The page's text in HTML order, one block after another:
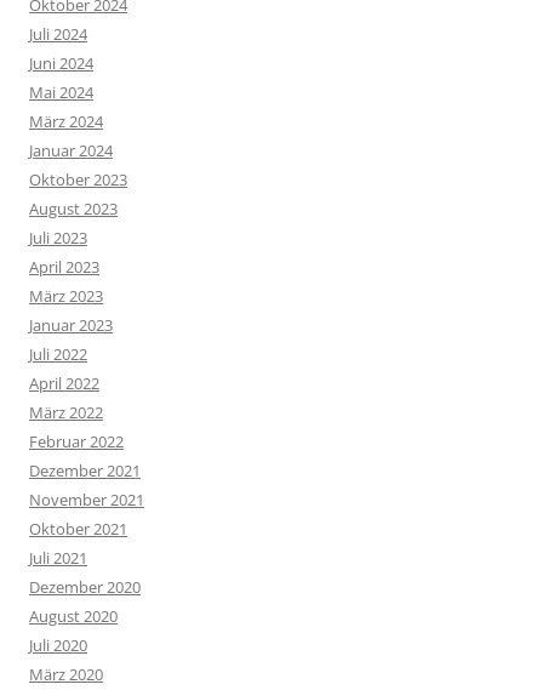
Juli 2024
Juni 2024
Mai 2024
März 2024
Januar 2024
Oktober 2023
August 2023
Juli 2023
April 2023
März 2023
Januar 2023
Juli 2022
April 2022
März 2022
Februar 2022
Dezember 2021
November 2021
Oktober 2021
Juli 2021
Dezember 2020
August 2020
Juli 2020
März 2020